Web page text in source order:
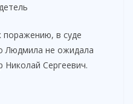
поражению, в суде
Людмила не ожидала
Николай Сергеевич.